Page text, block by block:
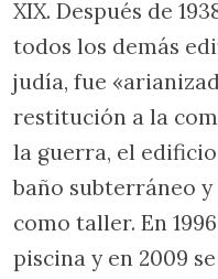
XIX. Después de
todos los demás
judía, fue
restitución a la
la guerra, el
baño subterráneo
como taller. En
piscina y en 2009